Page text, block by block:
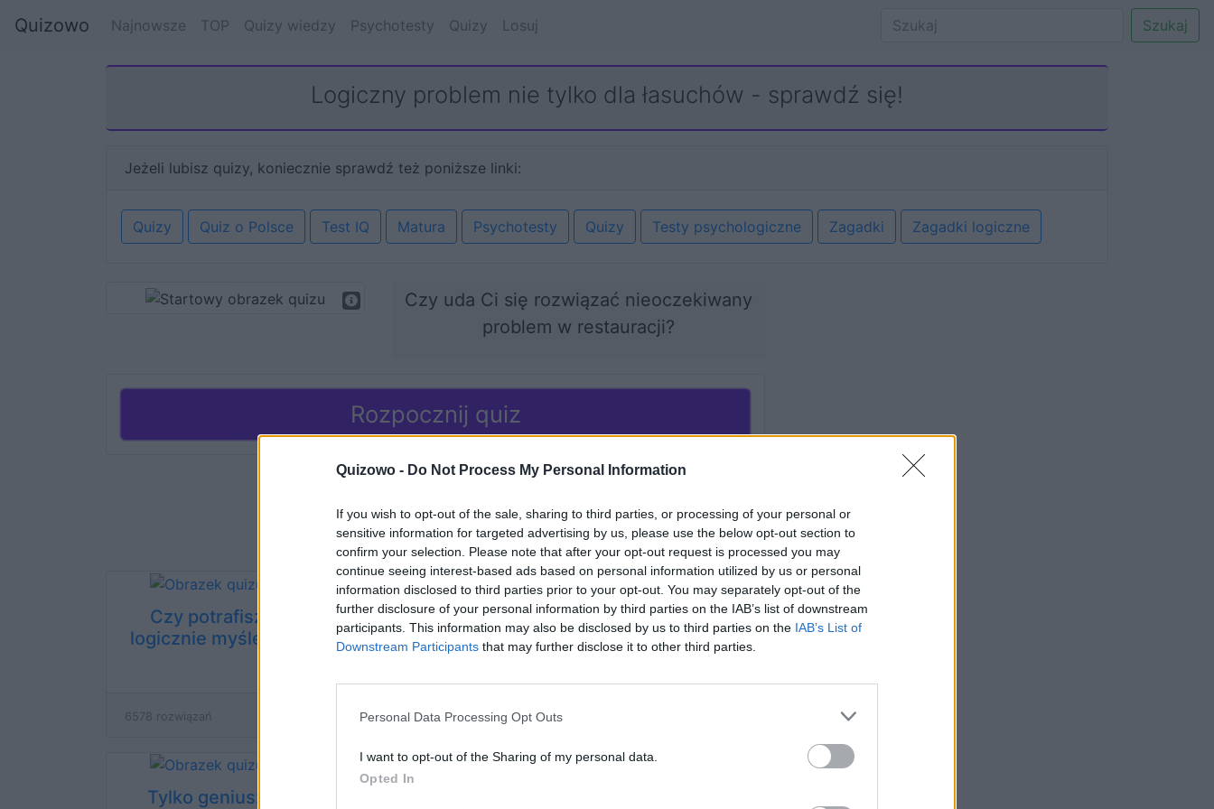
Quizowo - Do Not Process My Personal Information
If you wish to opt-out of the sale, sharing to third parties, or processing of your personal or
sensitive information for targeted advertising by us, please use the below opt-out section to
confirm your selection. Please note that after your opt-out request is processed you may
continue seeing interest-based ads based on personal information utilized by us or personal
information disclosed to third parties prior to your opt-out. You may separately opt-out of the
further disclosure of your personal information by third parties on the IAB’s list of downstream
participants. This information may also be disclosed by us to third parties on the IAB’s List of
Downstream Participants that may further disclose it to other third parties.
Personal Data Processing Opt Outs
I want to opt-out of the Sharing of my personal data.
Opted In
Quizowo Najnowsze TOP Quizy wiedzy Psychotesty Quizy Losuj Szukaj
Logiczny problem nie tylko dla łasuchów - sprawdź się!
Jeżeli lubisz quizy, koniecznie sprawdź też poniższe linki:
Quizy Quiz o Polsce Test IQ Matura Psychotesty Quizy Testy psychologiczne Zagadki Zagadki logiczne
Czy uda Ci się rozwiązać nieoczekiwany
problem w restauracji?
Rozpocznij quiz
Czy potrafisz
logicznie myśleć?
6578 rozwiązań
Zagadka Einsteina -
sprawdź, czy jesteś
geniuszem!
24655 rozwiązań
Zagadka farmera -
sprawdź swoje
logiczne myślenie!
Tylko geniusz